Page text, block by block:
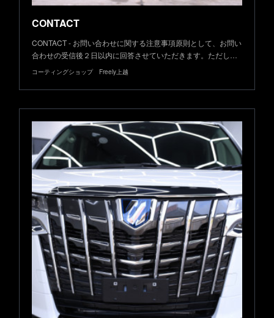
CONTACT
CONTACT - お問い合わせに関する注意事項原則として、お問い
合わせの受信後２日以内に回答させていただきます。ただし…
コーティングショップ Freely上越